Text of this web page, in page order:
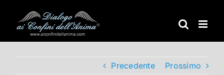
contenuto
Precedente Prossimo